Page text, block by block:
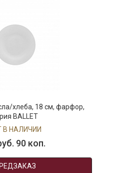
хлеба, 18 см, фарфор,
BALLET
В НАЛИЧИИ
90 коп.